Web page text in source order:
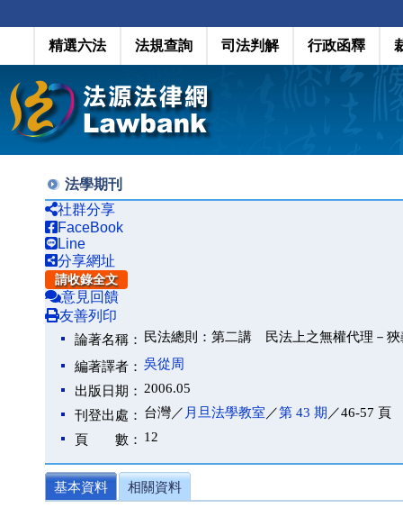
精選六法 法規查詢 司法判解 行政函釋
法學期刊
社群分享
FaceBook
Line
分享網址
請收錄全文
意見回饋
友善列印
論著名稱： 民法總則：第二講 民法上之無權代理－狹
編著譯者： 吳從周
出版日期： 2006.05
刊登出處： 台灣／ 月旦法學教室 ／第 43 期 ／46-57 頁
頁 數： 12
基本資料 相關資料